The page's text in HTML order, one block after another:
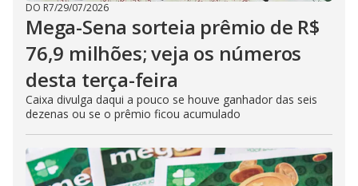
DO R7/29/07/2026
Mega-Sena sorteia prêmio de R$
76,9 milhões; veja os números
desta terça-feira
Caixa divulga daqui a pouco se houve ganhador das seis
dezenas ou se o prêmio ficou acumulado